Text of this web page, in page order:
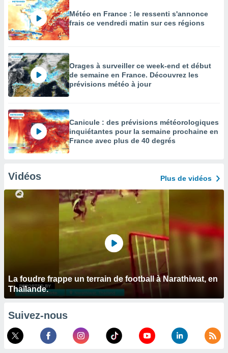
Météo en France : le ressenti s'annonce
frais ce vendredi matin sur ces régions
Orages à surveiller ce week-end et début
de semaine en France. Découvrez les
prévisions météo à jour
Canicule : des prévisions météorologiques
inquiétantes pour la semaine prochaine en
France avec plus de 40 degrés
Vidéos Plus de vidéos
La foudre frappe un terrain de football à Narathiwat, en
Thaïlande.
Suivez-nous